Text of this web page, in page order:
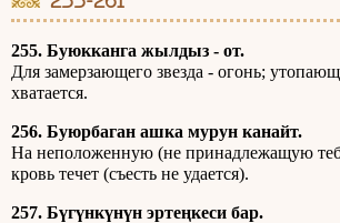
255. Буюкканга жылдыз - от.
Для замерзающего звезда - огонь;
хватается.
256. Буюрбаган ашка мурун канайт.
На неположенную (не принадлежащую
кровь течет (съесть не удается).
257. Бүгүнкүнүн эртеңкеси бар.